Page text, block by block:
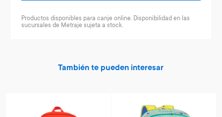
Productos disponibles para canje online. Disponibilidad en las
sucursales de Metraje sujeta a stock.
También te pueden interesar